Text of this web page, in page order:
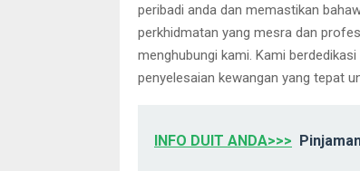
peribadi anda dan memastikan
perkhidmatan yang mesra dan
menghubungi kami. Kami
penyelesaian kewangan yang tepat
INFO DUIT ANDA>>>